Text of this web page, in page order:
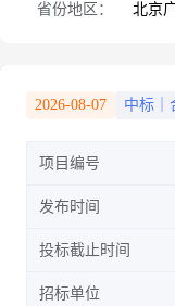
省份地区： 北京
2026-08-07 中标｜
项目编号
发布时间
投标截止时间
招标单位